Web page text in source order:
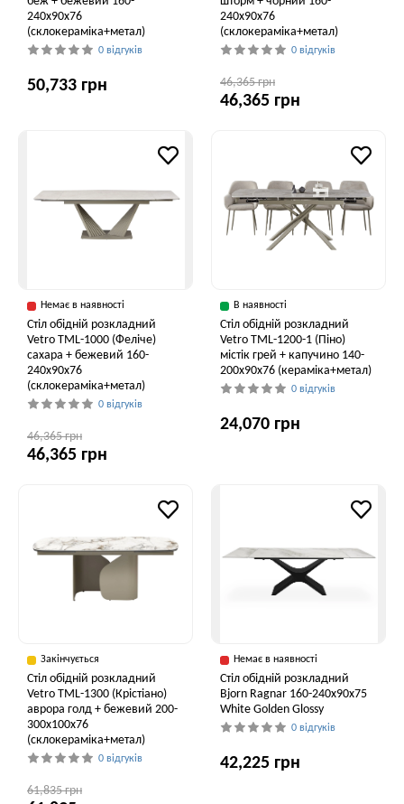
240x90x76
(склокераміка+метал)
0 відгуків
50,733 грн
240x90x76
(склокераміка+метал)
0 відгуків
46,365 грн
46,365 грн
Немає в наявності
Стіл обідній розкладний
Vetro ТМL-1000 (Феліче)
сахара + бежевий 160-
240x90x76
(склокераміка+метал)
0 відгуків
46,365 грн
46,365 грн
В наявності
Стіл обідній розкладний
Vetro TML-1200-1 (Піно)
містік грей + капучино 140-
200x90x76 (кераміка+метал)
0 відгуків
24,070 грн
Закінчується
Стіл обідній розкладний
Vetro TML-1300 (Крістіано)
аврора голд + бежевий 200-
300x100x76
(склокераміка+метал)
0 відгуків
61,835 грн
Немає в наявності
Стіл обідній розкладний
Bjorn Ragnar 160-240х90х75
White Golden Glossy
0 відгуків
42,225 грн